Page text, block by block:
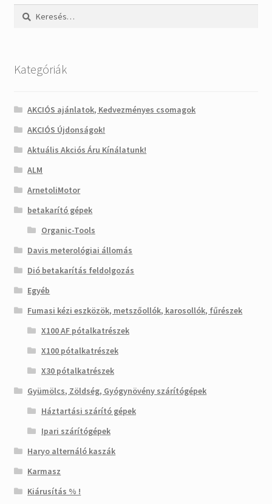
Keresés:
Kategóriák
AKCIÓS ajánlatok, Kedvezményes csomagok
AKCIÓS Újdonságok!
Aktuális Akciós Áru Kínálatunk!
ALM
ArnetoliMotor
betakarító gépek
Organic-Tools
Davis meterológiai állomás
Dió betakarítás feldolgozás
Egyéb
Fumasi kézi eszközök, metszőollók, karosollók, fűrészek
X100 AF pótalkatrészek
X100 pótalkatrészek
X30 pótalkatrészek
Gyümölcs, Zöldség, Gyógynövény szárítógépek
Háztartási szárító gépek
Ipari szárítógépek
Haryo alternáló kaszák
Karmasz
Kiárusítás % !